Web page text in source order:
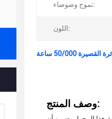
تموج وضوضاء:
اللون:
50/000 ساعة
وصف المنتج: